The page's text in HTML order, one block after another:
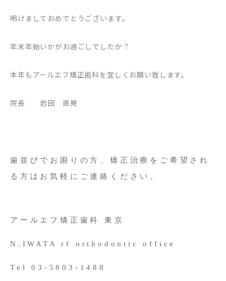
明けましておめでとうございます。
年末年始いかがお過ごしでしたか？
本年もアールエフ矯正歯科を宜しくお願い致します。
院長 岩田 直晃
歯並びでお困りの方、矯正治療をご希望され
る方はお気軽にご連絡ください。
アールエフ矯正歯科 東京
N.IWATA rf orthodontic office
Tel 03-5803-1488